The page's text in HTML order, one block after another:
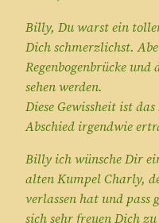
Billy, Du warst ein
Dich schmerzlichst.
Regenbogenbrücke und
sehen werden.
Diese Gewissheit ist
Abschied irgendwie
Billy ich wünsche Dir
alten Kumpel Charly,
verlassen hat und
sich sehr freuen Dich